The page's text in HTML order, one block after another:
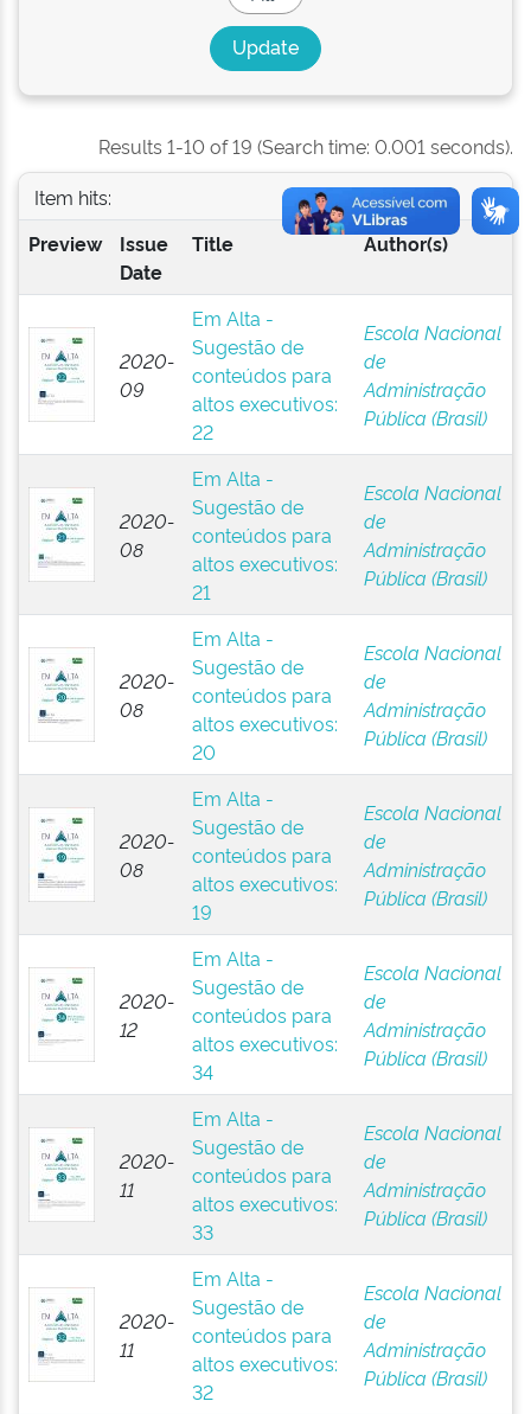
Results 1-10 of 19 (Search time: 0.001 seconds).
Item hits:
Preview
Issue
Date
Title Author(s)
2020-
09
Em Alta -
Sugestão de
conteúdos para
altos executivos:
22
Escola Nacional
de
Administração
Pública (Brasil)
2020-
08
Em Alta -
Sugestão de
conteúdos para
altos executivos:
21
Escola Nacional
de
Administração
Pública (Brasil)
2020-
08
Em Alta -
Sugestão de
conteúdos para
altos executivos:
20
Escola Nacional
de
Administração
Pública (Brasil)
2020-
08
Em Alta -
Sugestão de
conteúdos para
altos executivos:
19
Escola Nacional
de
Administração
Pública (Brasil)
2020-
12
Em Alta -
Sugestão de
conteúdos para
altos executivos:
34
Escola Nacional
de
Administração
Pública (Brasil)
2020-
11
Em Alta -
Sugestão de
conteúdos para
altos executivos:
33
Escola Nacional
de
Administração
Pública (Brasil)
2020-
11
Em Alta -
Sugestão de
conteúdos para
altos executivos:
32
Escola Nacional
de
Administração
Pública (Brasil)